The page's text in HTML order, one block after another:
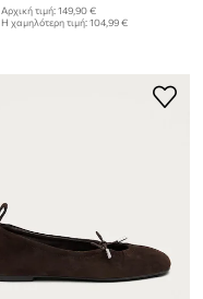
Αρχική τιμή:149,90 €
Η χαμηλότερη τιμή:104,99 €